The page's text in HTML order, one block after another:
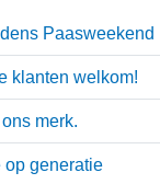
Paasweekend
klanten welkom!
merk.
op generatie